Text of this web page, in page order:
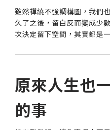
雖然禪繞不強調構圖，我們
久了之後，留白反而變成少
次決定留下空間，其實都是
原來人生也
的事